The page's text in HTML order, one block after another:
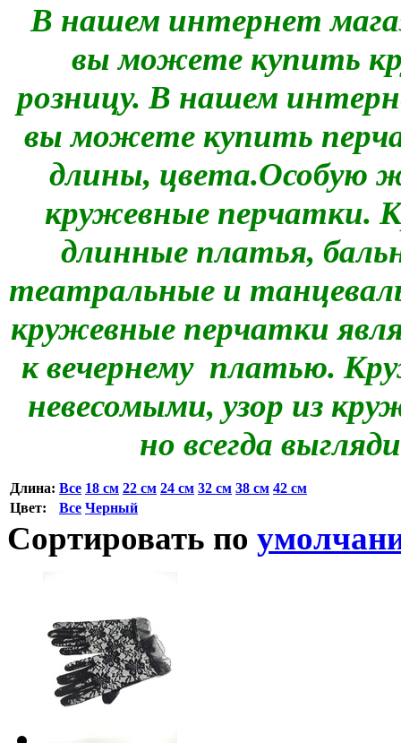
В нашем интернет
вы можете купить
розницу. В нашем
вы можете купить
длины, цвета.Особую
кружевные перчатки.
длинные платья,
театральные и
кружевные перчатки
к вечернему платью.
невесомыми, узор из
но всегда
Длина: Все 18 см 22 см 24 см 32 см 38 см 42 см
Цвет:
Все Черный
Сортировать по